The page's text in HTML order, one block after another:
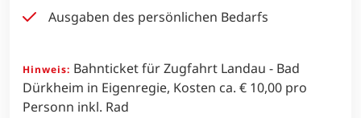
Ausgaben des persönlichen Bedarfs
Hinweis: Bahnticket für Zugfahrt Landau - Bad
Dürkheim in Eigenregie, Kosten ca. € 10,00 pro
Personn inkl. Rad